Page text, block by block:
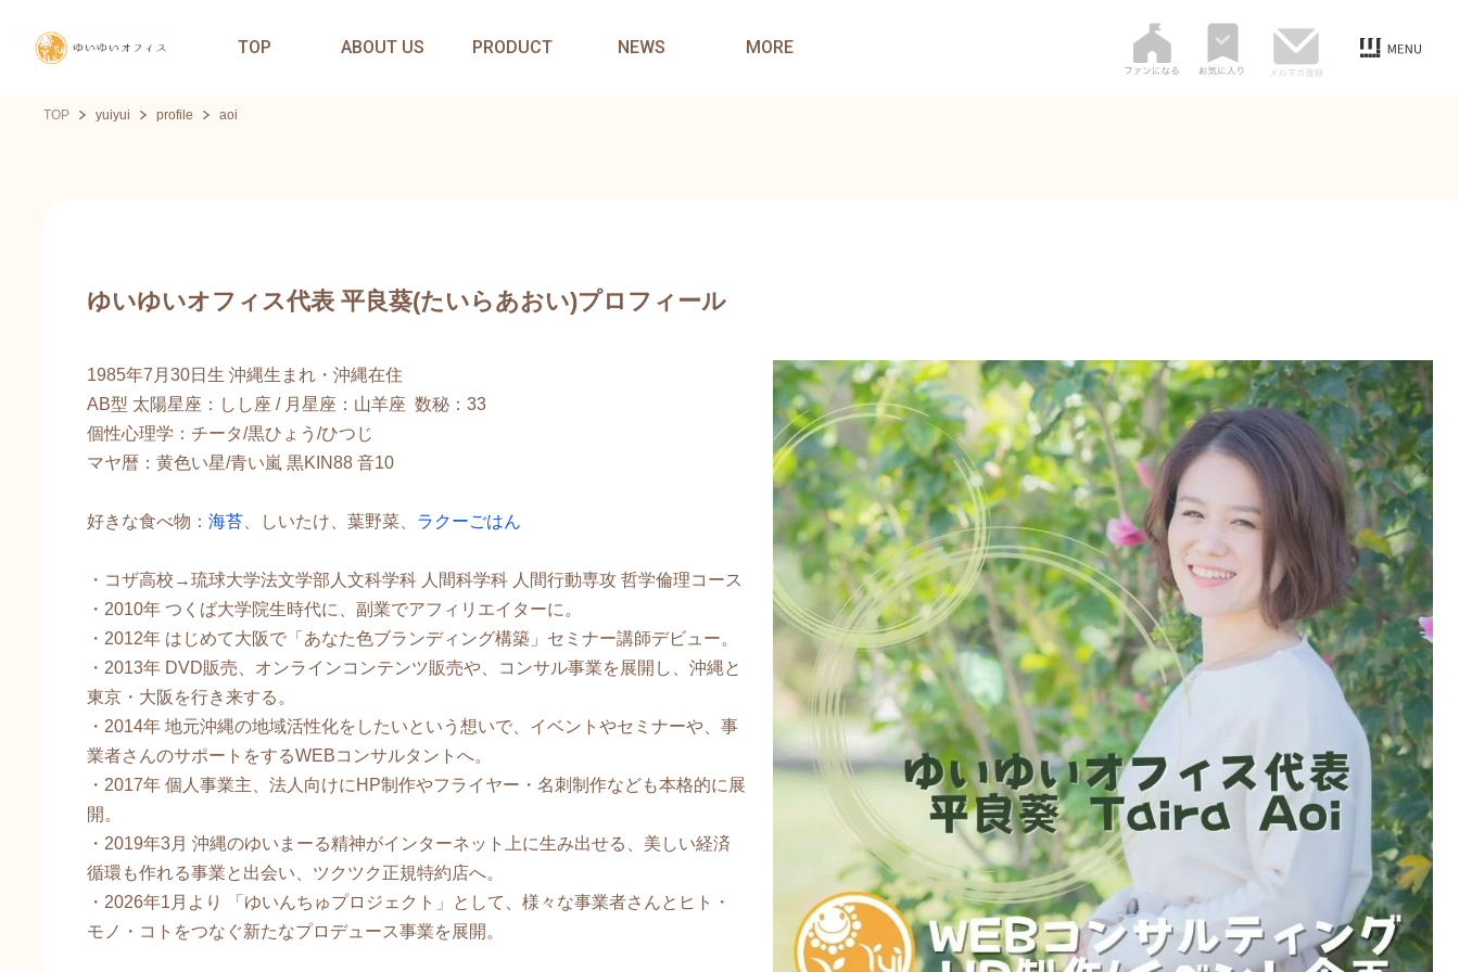
TOP ABOUT US PRODUCT NEWS MORE
TOP yuiyui profile aoi
ゆいゆいオフィス代表 平良葵(たいらあおい)プロフィール
1985年7月30日生 沖縄生まれ・沖縄在住
​AB型 太陽星座：しし座 / 月星座：山羊座 数秘：33
​個性心理学：チータ/黒ひょう/ひつじ
​マヤ暦：黄色い星/青い嵐 黒KIN88 音10
好きな食べ物： 海苔​ 、しいたけ、葉野菜、 ラクーごはん
・コザ高校→琉球大学法文学部人文科学科 人間科学科 人間行動専攻 哲学倫理コース
・2010年 つくば大学院生時代に、副業でアフィリエイターに。
・2012年 はじめて大阪で「あなた色ブランディング構築」セミナー講師デビュー。
​・2013年 DVD販売、オンラインコンテンツ販売や、コンサル事業を展開し、沖縄と
東京・大阪を行き来する。
・2014年 地元沖縄の地域活性化をしたいという想いで、イベントやセミナーや、事
業者さんのサポートをするWEBコンサルタントへ。
​・2017年 個人事業主、法人向けにHP制作やフライヤー・名刺制作なども本格的に展
開。
・2019年3月 沖縄のゆいまーる精神がインターネット上に生み出せる、美しい経済
循環も作れる事業と出会い、ツクツク正規特約店へ。
​・​2026年1月より 「ゆいんちゅプロジェクト」として、様々な事業者さんとヒト・
モノ・コトをつなぐ新たなプロデュース事業を展開。